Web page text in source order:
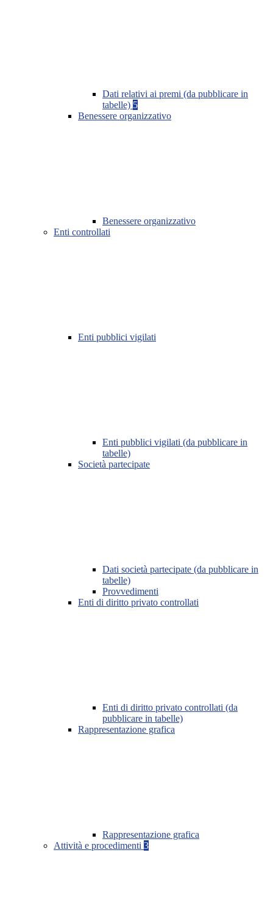
Dati relativi ai premi (da pubblicare in
tabelle) 5
Benessere organizzativo
Benessere organizzativo
Enti controllati
Enti pubblici vigilati
Enti pubblici vigilati (da pubblicare in
tabelle)
Società partecipate
Dati società partecipate (da pubblicare in
tabelle)
Provvedimenti
Enti di diritto privato controllati
Enti di diritto privato controllati (da
pubblicare in tabelle)
Rappresentazione grafica
Rappresentazione grafica
Attività e procedimenti 3